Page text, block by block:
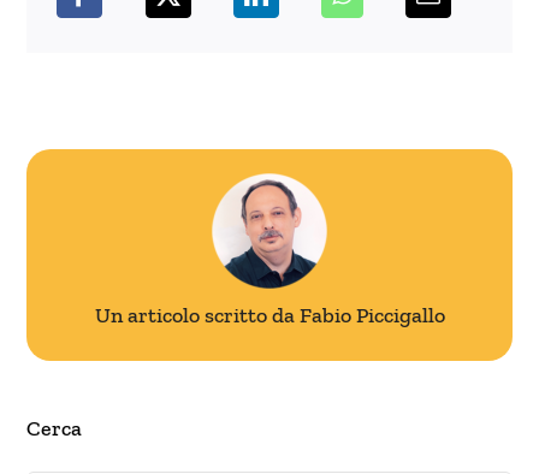
Un articolo scritto da Fabio Piccigallo
Cerca